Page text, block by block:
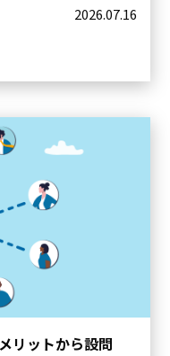
2026.07.16
リットから設問